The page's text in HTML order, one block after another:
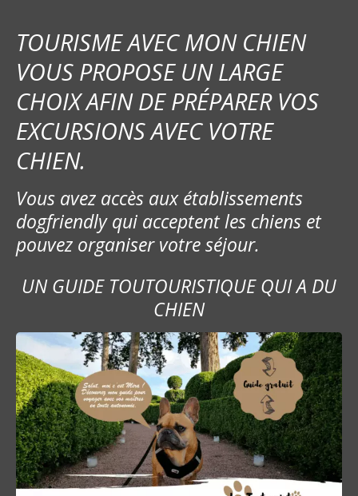
TOURISME AVEC MON CHIEN
VOUS PROPOSE UN LARGE
CHOIX AFIN DE PRÉPARER VOS
EXCURSIONS AVEC VOTRE
CHIEN.
Vous avez accès aux établissements
dogfriendly qui acceptent les chiens et
pouvez organiser votre séjour.
UN GUIDE TOUTOURISTIQUE QUI A DU
CHIEN